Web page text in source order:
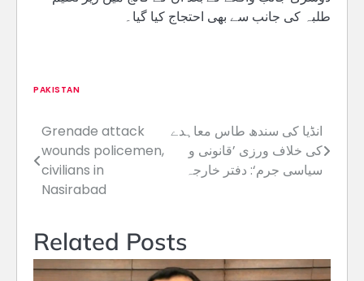
طلبہ کی جانب سے بھی احتجاج کیا گیا۔
PAKISTAN
Post
navigation
Grenade attack
wounds policemen,
civilians in
Nasirabad
انڈیا کی سندھ طاس معاہدے
کی خلاف ورزی ’قانونی و
سیاسی جرم‘: دفتر خارجہ
Related Posts